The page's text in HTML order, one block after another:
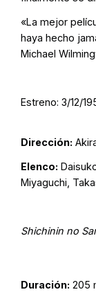
«La mejor
haya hecho
Michael
Estreno: 3/12/
Dirección:
Elenco:
Miyaguchi,
Shichinin no
Duración: 205